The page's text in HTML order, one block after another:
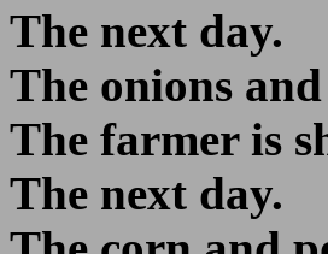
The next day.
The onions
The farmer is
The next day.